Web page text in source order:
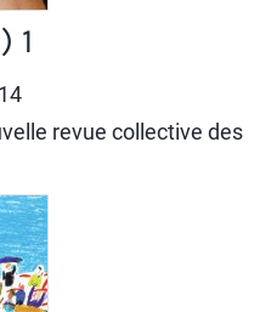
1
revue collective des